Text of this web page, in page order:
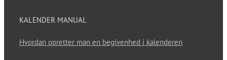
KALENDER MANUAL
Hvordan opretter man en begivenhed i kalenderen